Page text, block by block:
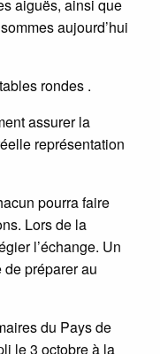
aiguës, ainsi que
aujourd’hui
rondes .
assurer la
représentation
pourra faire
Lors de la
l’échange. Un
préparer au
du Pays de
le 3 octobre à la